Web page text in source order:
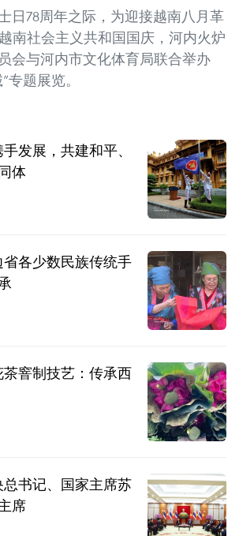
日78周年之际，为迎接越南八月革
南社会主义共和国国庆，河内火炉
会与河内市文化体育局联合举办
专题展览。
发展，共建和平、
体
省各少数民族传统手
茶窨制技艺：传承西
总书记、国家主席苏
席